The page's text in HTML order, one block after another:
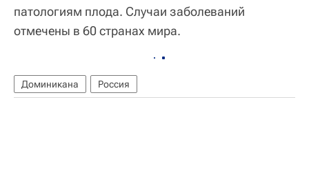
патологиям плода. Случаи заболеваний
отмечены в 60 странах мира.
Доминикана Россия